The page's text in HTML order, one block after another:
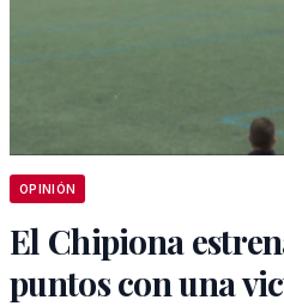
OPINIÓN
El Chipiona
puntos con una